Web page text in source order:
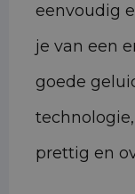
eenvoudig
je van een
goede
prettig en